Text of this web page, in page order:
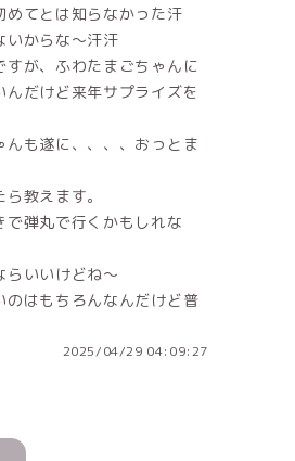
めてとは知らなかった汗
いからな〜汗汗
すが、ふわたまごちゃんに
んだけど来年サプライズを
んも遂に、、、、おっとま
教えます。
で弾丸で行くかもしれな
らいいけどね〜
のはもちろんなんだけど普
2025/04/29 04:09:27